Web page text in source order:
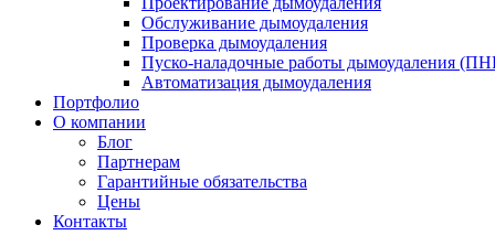
Обслуживание дымоудаления
Проверка дымоудаления
Пуско-наладочные работы дымоудаления
Автоматизация дымоудаления
Портфолио
О компании
Блог
Партнерам
Гарантийные обязательства
Цены
Контакты